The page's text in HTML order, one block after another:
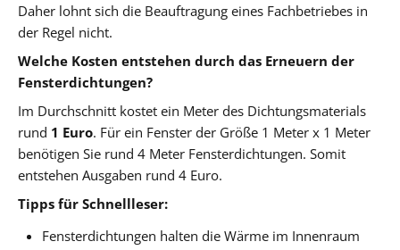
Daher lohnt sich die Beauftragung eines Fachbetriebes in
der Regel nicht.
Welche Kosten entstehen durch das Erneuern der
Fensterdichtungen?
Im Durchschnitt kostet ein Meter des Dichtungsmaterials
rund 1 Euro. Für ein Fenster der Größe 1 Meter x 1 Meter
benötigen Sie rund 4 Meter Fensterdichtungen. Somit
entstehen Ausgaben rund 4 Euro.
Tipps für Schnellleser:
Fensterdichtungen halten die Wärme im Innenraum